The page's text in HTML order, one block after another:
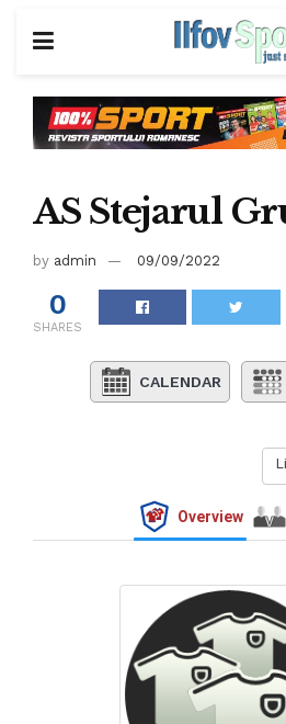
AS Stejarul
by admin 09/09/2022
0
SHARES
CALENDAR
Overview